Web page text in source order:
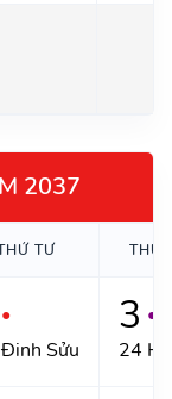
2037
TƯ THỨ
●
Sửu
3 ●
24